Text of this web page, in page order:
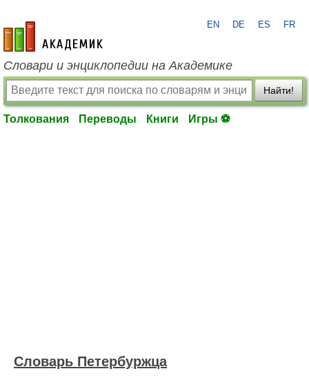
academic.ru
EN DE ES FR
Словари и энциклопедии на Академике
Найти!
Толкования Переводы Книги Игры ⚽
Словарь Петербуржца